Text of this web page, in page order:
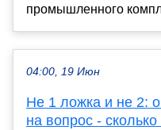
промышленного
04:00, 19 Июн
Не 1 ложка и не 2:
на вопрос -